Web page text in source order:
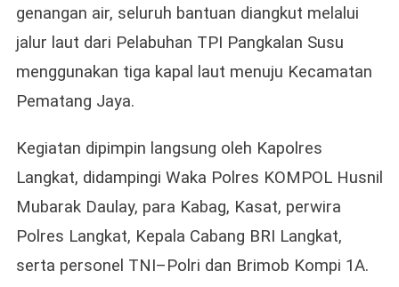
genangan air, seluruh bantuan diangkut melalui
jalur laut dari Pelabuhan TPI Pangkalan Susu
menggunakan tiga kapal laut menuju Kecamatan
Pematang Jaya.
Kegiatan dipimpin langsung oleh Kapolres
Langkat, didampingi Waka Polres KOMPOL Husnil
Mubarak Daulay, para Kabag, Kasat, perwira
Polres Langkat, Kepala Cabang BRI Langkat,
serta personel TNI–Polri dan Brimob Kompi 1A.